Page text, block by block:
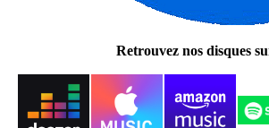
Retrouvez nos disques